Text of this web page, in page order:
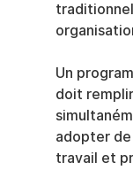
Un
doit
adopter
travail et